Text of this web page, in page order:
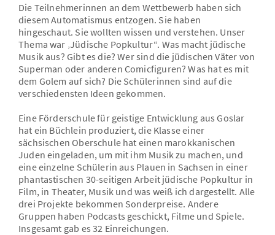
Die Teilnehmerinnen an dem Wettbewerb haben sich
diesem Automatismus entzogen. Sie haben
hingeschaut. Sie wollten wissen und verstehen. Unser
Thema war ‚Jüdische Popkultur“. Was macht jüdische
Musik aus? Gibt es die? Wer sind die jüdischen Väter von
Superman oder anderen Comicfiguren? Was hat es mit
dem Golem auf sich? Die Schülerinnen sind auf die
verschiedensten Ideen gekommen.
Eine Förderschule für geistige Entwicklung aus Goslar
hat ein Büchlein produziert, die Klasse einer
sächsischen Oberschule hat einen marokkanischen
Juden eingeladen, um mit ihm Musik zu machen, und
eine einzelne Schülerin aus Plauen in Sachsen in einer
phantastischen 30-seitigen Arbeit jüdische Popkultur in
Film, in Theater, Musik und was weiß ich dargestellt. Alle
drei Projekte bekommen Sonderpreise. Andere
Gruppen haben Podcasts geschickt, Filme und Spiele.
Insgesamt gab es 32 Einreichungen.